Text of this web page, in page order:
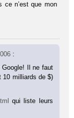
ce n’est que mon
:
Google! Il ne faut
10 milliards de $)
qui liste leurs